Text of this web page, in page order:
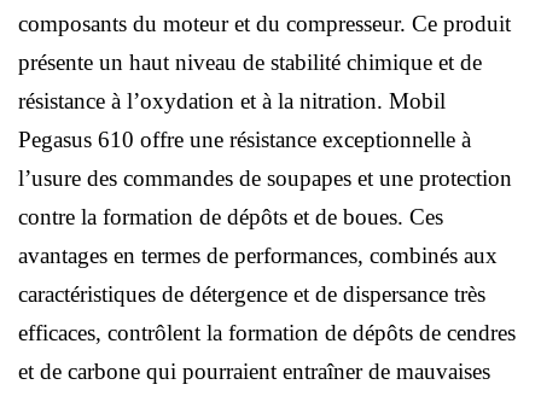
composants du moteur et du compresseur. Ce produit
présente un haut niveau de stabilité chimique et de
résistance à l’oxydation et à la nitration. Mobil
Pegasus 610 offre une résistance exceptionnelle à
l’usure des commandes de soupapes et une protection
contre la formation de dépôts et de boues. Ces
avantages en termes de performances, combinés aux
caractéristiques de détergence et de dispersance très
efficaces, contrôlent la formation de dépôts de cendres
et de carbone qui pourraient entraîner de mauvaises